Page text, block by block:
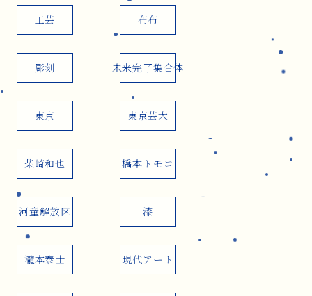
工芸 布布
彫刻 未来完了集合体
東京 東京芸大
柴崎和也 橋本トモコ
河童解放区 漆
瀧本泰士 現代アート